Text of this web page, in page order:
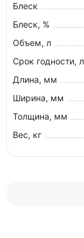
Блеск
Блеск, %
Объем, л
Срок годности,
Длина, мм
Ширина, мм
Толщина, мм
Вес, кг